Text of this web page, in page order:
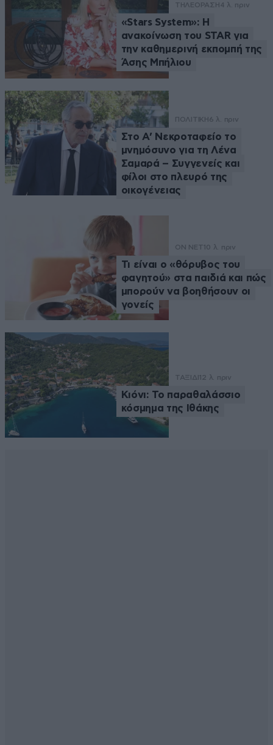
ΤΗΛΕΟΡΑΣΗ4 λ. πριν
«Stars System»: Η
ανακοίνωση του STAR για
την καθημερινή εκπομπή της
Άσης Μπήλιου
ΠΟΛΙΤΙΚΗ6 λ. πριν
Στο Α’ Νεκροταφείο το
μνημόσυνο για τη Λένα
Σαμαρά – Συγγενείς και
φίλοι στο πλευρό της
οικογένειας
ON NET 10 λ. πριν
Τι είναι ο «θόρυβος του
φαγητού» στα παιδιά και πώς
μπορούν να βοηθήσουν οι
γονείς
ΤΑΞΙΔΙ 12 λ. πριν
Κιόνι: Το παραθαλάσσιο
κόσμημα της Ιθάκης